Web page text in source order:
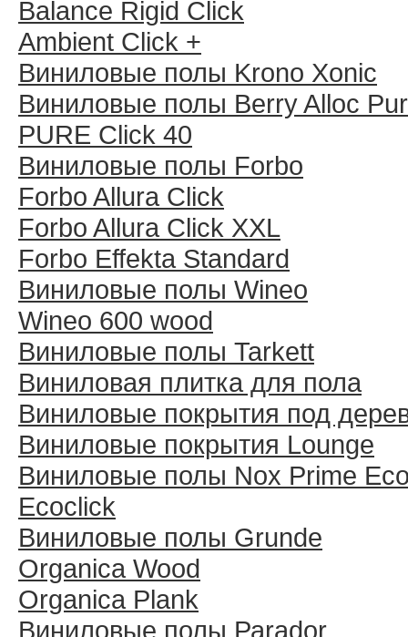
Balance Rigid Click
Ambient Click +
Виниловые полы Krono Xonic
Виниловые полы Berry Alloc
PURE Click 40
Виниловые полы Forbo
Forbo Allura Click
Forbo Allura Click XXL
Forbo Effekta Standard
Виниловые полы Wineo
Wineo 600 wood
Виниловые полы Tarkett
Виниловая плитка для пола
Виниловые покрытия под
Виниловые покрытия Lounge
Виниловые полы Nox Prime
Ecoclick
Виниловые полы Grunde
Organica Wood
Organica Plank
Виниловые полы Раrador